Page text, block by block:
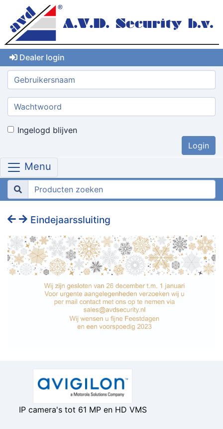
Dealer login
Gebruikersnaam:
Wachtwoord:
Ingelogd blijven
Menu
Eindejaarssluiting
IP camera's tot 61 MP en HD VMS